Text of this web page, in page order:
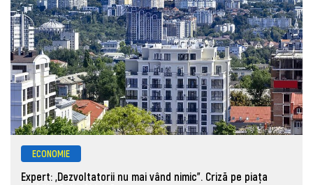
ECONOMIE
Expert: „Dezvoltatorii nu mai vând nimic”. Criză pe piața